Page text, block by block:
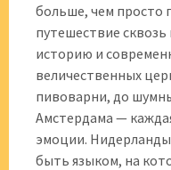
больше, чем просто
путешествие сквозь
историю и
величественных
пивоварни, до
Амстердама —
эмоции.
быть языком, на